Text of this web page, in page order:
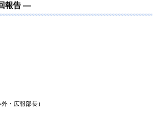
報告 ―
・広報部長）